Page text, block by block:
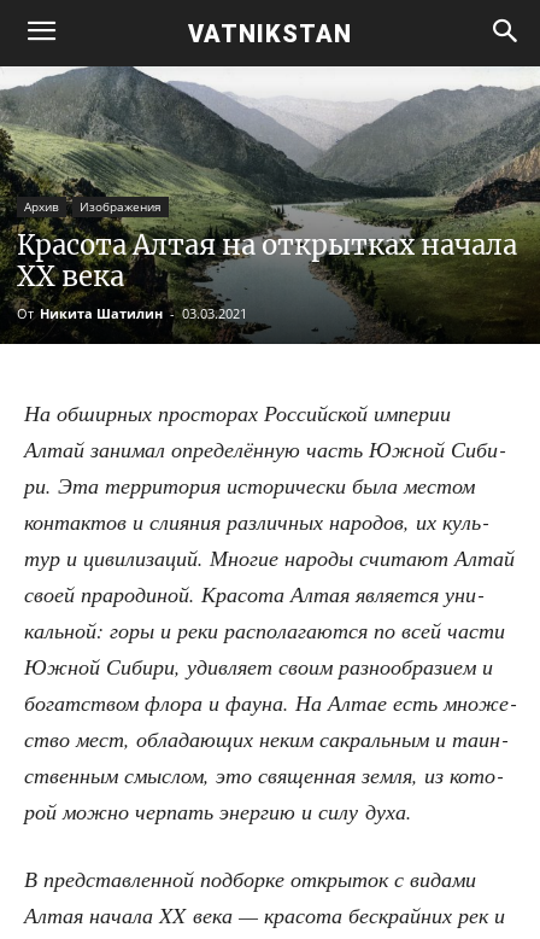
VATNIKSTAN
Архив Изображения
Красота Алтая на открытках начала
XX века
От Никита Шатилин - 03.03.2021
На обшир­ных про­сто­рах Рос­сий­ской импе­рии
Алтай зани­мал опре­де­лён­ную часть Южной Сиби­
ри. Эта тер­ри­то­рия исто­ри­че­ски была местом
кон­так­тов и сли­я­ния раз­лич­ных наро­дов, их куль­
тур и циви­ли­за­ций. Мно­гие наро­ды счи­та­ют Алтай
сво­ей пра­ро­ди­ной. Кра­со­та Алтая явля­ет­ся уни­
каль­ной: горы и реки рас­по­ла­га­ют­ся по всей части
Южной Сиби­ри, удив­ля­ет сво­им раз­но­об­ра­зи­ем и
богат­ством фло­ра и фау­на. На Алтае есть мно­же­
ство мест, обла­да­ю­щих неким сакраль­ным и таин­
ствен­ным смыс­лом, это свя­щен­ная зем­ля, из кото­
рой мож­но чер­пать энер­гию и силу духа.
В пред­став­лен­ной под­бор­ке откры­ток с вида­ми
Алтая нача­ла XX века — кра­со­та бес­край­них рек и